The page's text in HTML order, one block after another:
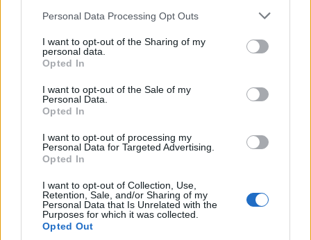
Please note that this website/app uses one or more Google
not limited to your visit or usage behaviour. You may click to
grant or deny consent to Google and its third-party tags to
use your data for below specified purposes in below Google
consent section.
Personal Data Processing Opt Outs
I want to opt-out of the Sharing of my
personal data.
Opted In
I want to opt-out of the Sale of my
Personal Data.
Opted In
I want to opt-out of processing my
Personal Data for Targeted Advertising.
Opted In
I want to opt-out of Collection, Use,
Retention, Sale, and/or Sharing of my
Personal Data that Is Unrelated with the
Purposes for which it was collected.
Opted Out
Alpha Bank: Για πρώτη φορά το Αρχαίο Θέατρο Επιδαύρου
άνοιξε τις πύλες του σε όλους
ESG Report 2025: Πώς η ΑΒ Βασιλόπουλος μετατρέπει τη
βιωσιμότητα σε καθημερινή πράξη